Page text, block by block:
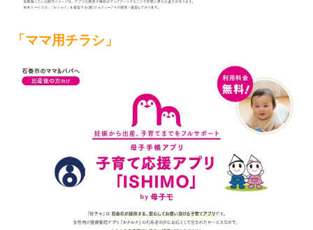
「ママ用チラシ」